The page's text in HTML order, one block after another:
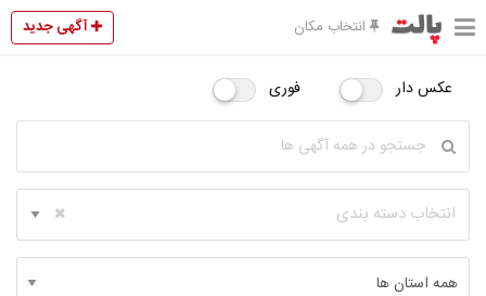
انتخاب مکان آگهی جدید
عکس دار فوری
انتخاب دسته بندی